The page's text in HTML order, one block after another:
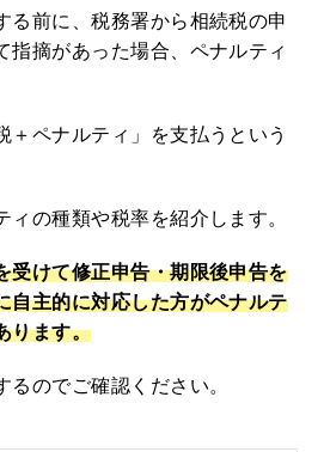
る前に、税務署から相続税の申
指摘があった場合、ペナルティ
＋ペナルティ」を支払うという
ィの種類や税率を紹介します。
受けて修正申告・期限後申告を
自主的に対応した方がペナルテ
ります。
るのでご確認ください。